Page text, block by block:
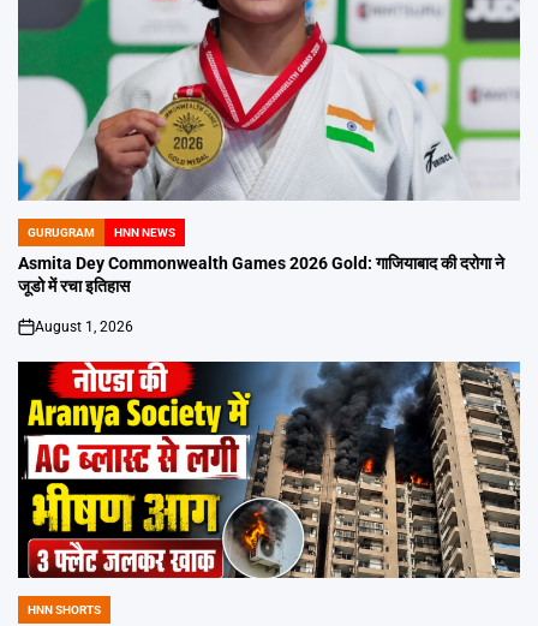
POSTED
IN
GURUGRAM HNN NEWS
Asmita Dey Commonwealth Games 2026 Gold: गाजियाबाद की दरोगा ने
जूडो में रचा इतिहास
on
August 1, 2026
POSTED
HNN SHORTS